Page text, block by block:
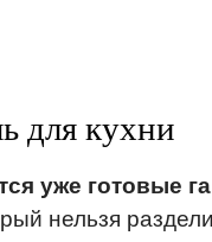
для кухни
уже готовые
нельзя